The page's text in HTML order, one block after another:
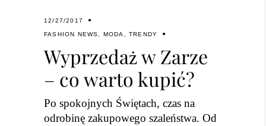
12/27/2017
FASHION NEWS, MODA ,TRENDY
Wyprzedaż w Zarze
– co warto kupić?
Po spokojnych Świętach, czas na
odrobinę zakupowego szaleństwa. Od